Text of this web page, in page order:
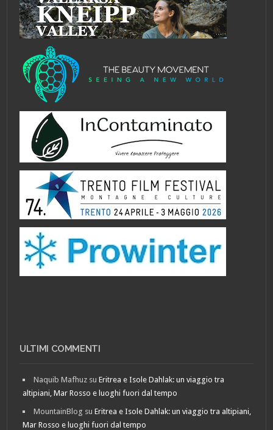
ULTIMI COMMENTI
Naquib Mafhuz suEritrea e Isole Dahlak: un viaggio tra
altipiani, Mar Rosso e luoghi fuori dal tempo
MountainBlog suEritrea e Isole Dahlak: un viaggio tra altipiani,
Mar Rosso e luoghi fuori dal tempo